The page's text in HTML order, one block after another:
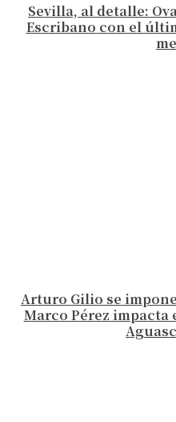
Sevilla, al detalle:
Escribano con el
Arturo Gilio se
Marco Pérez impacta